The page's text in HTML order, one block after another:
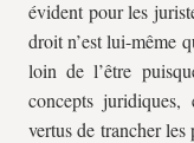
évident pour les
droit n’est lui-même
loin de l’être
concepts
vertus de trancher